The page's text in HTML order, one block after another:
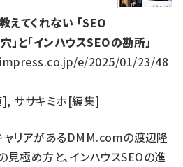
てくれない 「SEO
と「インハウスSEOの勘所」
e/2025/01/23/48
ササキミホ[編集]
リアがあるDMM.comの渡辺隆
見極め方と、インハウスSEOの進